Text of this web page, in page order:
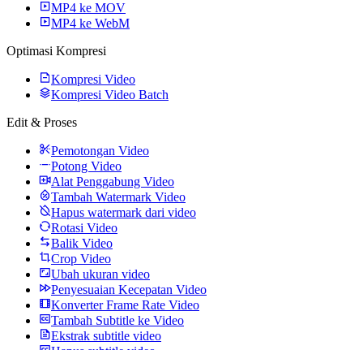
MP4 ke MOV
MP4 ke WebM
Optimasi Kompresi
Kompresi Video
Kompresi Video Batch
Edit & Proses
Pemotongan Video
Potong Video
Alat Penggabung Video
Tambah Watermark Video
Hapus watermark dari video
Rotasi Video
Balik Video
Crop Video
Ubah ukuran video
Penyesuaian Kecepatan Video
Konverter Frame Rate Video
Tambah Subtitle ke Video
Ekstrak subtitle video